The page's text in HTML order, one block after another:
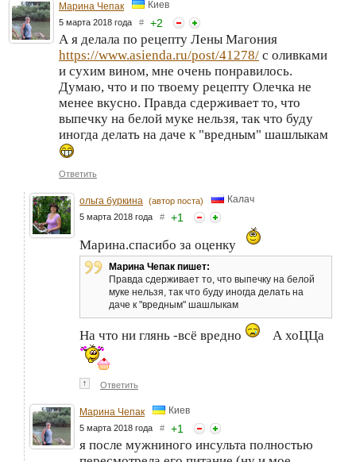
Марина Чепак Киев
5 марта 2018 года # +2
А я делала по рецепту Лены Магония
https://www.asienda.ru/post/41278/ с оливками
и сухим вином, мне очень понравилось.
Думаю, что и по твоему рецепту Олечка не
менее вкусно. Правда сдерживает то, что
выпечку на белой муке нельзя, так что буду
иногда делать на даче к "вредным" шашлыкам
Ответить
ольга буркина (автор поста) Калач
5 марта 2018 года # +1
Марина.спасибо за оценку
Марина Чепак пишет:
Правда сдерживает то, что выпечку на белой
муке нельзя, так что буду иногда делать на
даче к "вредным" шашлыкам
На что ни глянь -всё вредно А хоЦЦа
↑ Ответить
Марина Чепак Киев
5 марта 2018 года # +1
я после мужниного инсульта полностью